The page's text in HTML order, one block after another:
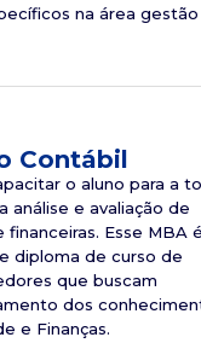
na área gestão
Contábil
o aluno para a
análise e avaliação de
Esse MBA é
diploma de curso de
que buscam
dos
e Finanças.